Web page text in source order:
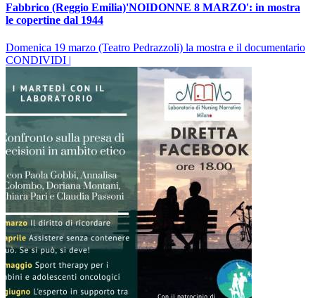
Fabbrico (Reggio Emilia)'NOIDONNE 8 MARZO': in mostra
le copertine dal 1944
Domenica 19 marzo (Teatro Pedrazzoli) la mostra e il documentario
CONDIVIDI |